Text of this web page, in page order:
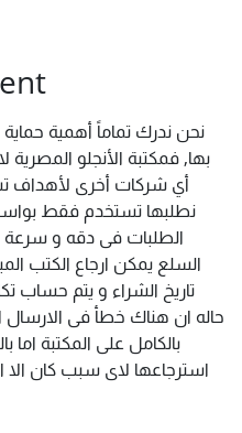
نحن ندرك تماماً أهمية
بها, فمكتبة الأنجلو
أي شركات أخرى لأهداف
نطلبها تستخدم فقط
الطلبات فى دقه و سرعة
السلع يمكن ارجاع الكتب
تاريخ الشراء و يتم حساب
حاله ان هناك خطأ فى الارسال
بالكامل على المكتبة اما
استرجاعها لاى سبب كان